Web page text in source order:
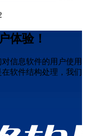
体验！
信息软件的用户使用
软件结构处理，我们